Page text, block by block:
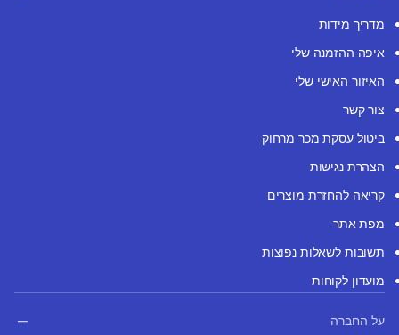
מדריך מידות
איפה ההזמנה שלי
האיזור האישי שלי
צור קשר
ביטול עסקת מכר מרחוק
הצהרת נגישות
קריאה להחזרת מוצרים
מפת אתר
תשובות לשאלות נפוצות
מועדון לקוחות
על החברה